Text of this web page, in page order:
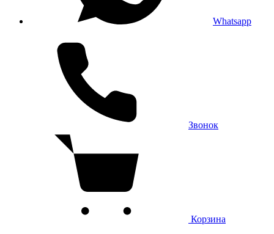
Whatsapp
Звонок
Корзина